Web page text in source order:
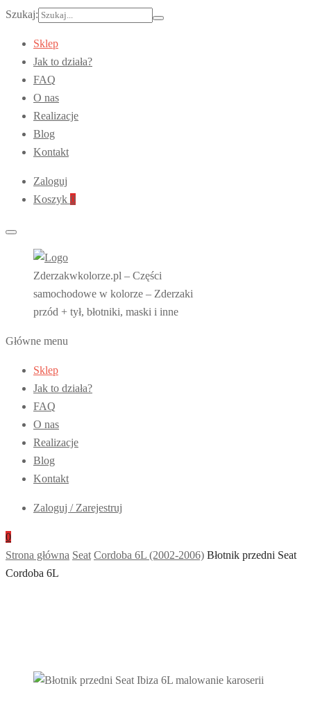
Szukaj:
Sklep
Jak to działa?
FAQ
O nas
Realizacje
Blog
Kontakt
Zaloguj
Koszyk 0
Zderzakwkolorze.pl – Części
samochodowe w kolorze – Zderzaki
przód + tył, błotniki, maski i inne
Główne menu
Sklep
Jak to działa?
FAQ
O nas
Realizacje
Blog
Kontakt
Zaloguj / Zarejestruj
0
Strona główna Seat Cordoba 6L (2002-2006) Błotnik przedni Seat
Cordoba 6L